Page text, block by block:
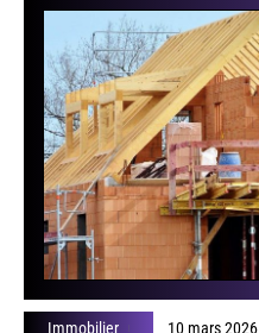
Immobilier 10 mars 2026